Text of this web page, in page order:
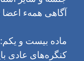
آگاهی همهء اعضا
ماده بیست و
کنگره‌های عادی